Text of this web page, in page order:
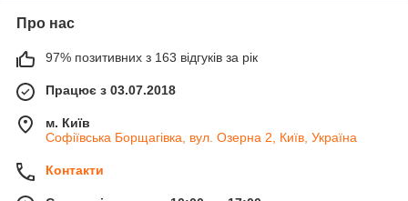
Про нас
97% позитивних з 163 відгуків за рік
Працює з 03.07.2018
м. Київ
Софіївська Борщагівка, вул. Озерна 2, Київ, Україна
Контакти